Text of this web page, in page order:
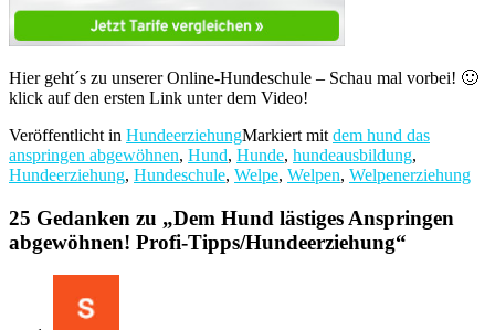
Hier geht´s zu unserer Online-Hundeschule – Schau mal vorbei! 🙂
klick auf den ersten Link unter dem Video!
Veröffentlicht in HundeerziehungMarkiert mit dem hund das
anspringen abgewöhnen, Hund, Hunde, hundeausbildung,
Hundeerziehung, Hundeschule, Welpe, Welpen, Welpenerziehung
25 Gedanken zu „Dem Hund lästiges Anspringen
abgewöhnen! Profi-Tipps/Hundeerziehung“